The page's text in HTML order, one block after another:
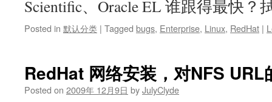
Scientific、Oracle EL 谁跟得最快？
Posted in 默认分类 | Tagged bugs, Enterprise, Linux, RedHat |
RedHat 网络安装，对NFS URL
Posted on 2009年 12月9日 byJulyClyde